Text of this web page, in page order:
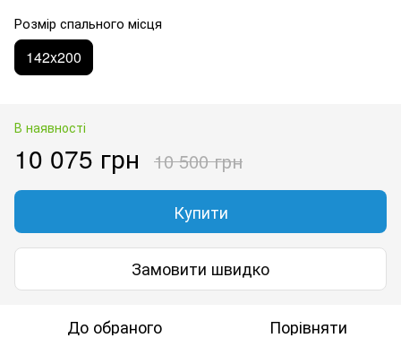
Розмір спального місця
142x200
В наявності
10 075 грн 10 500 грн
Купити
Замовити швидко
До обраного Порівняти